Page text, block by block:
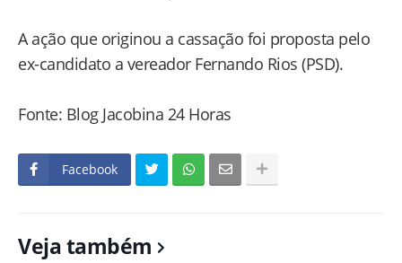
A ação que originou a cassação foi proposta pelo
ex-candidato a vereador Fernando Rios (PSD).
Fonte: Blog Jacobina 24 Horas
Facebook
Veja também